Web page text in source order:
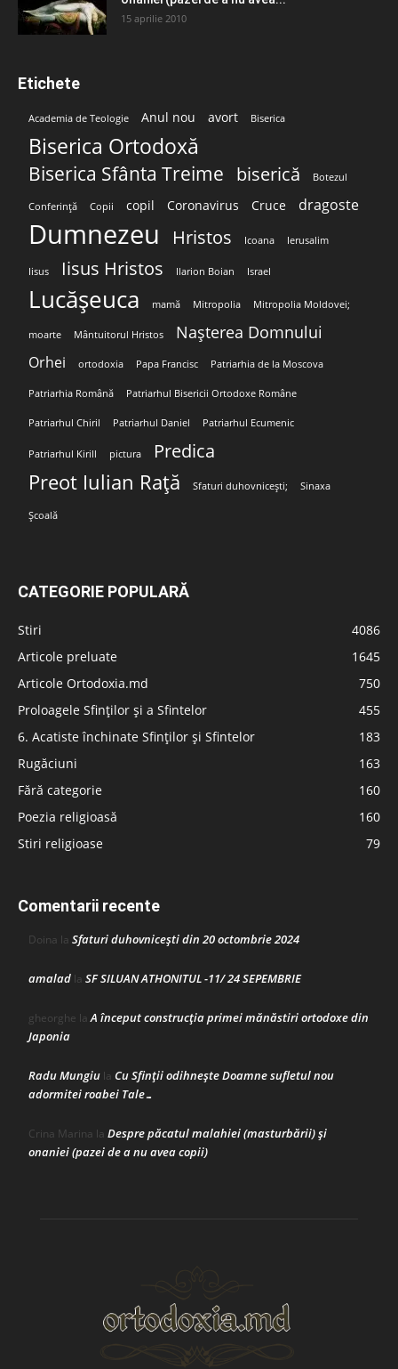
15 aprilie 2010
Etichete
Academia de Teologie Anul nou avort Biserica
Biserica Ortodoxă
Biserica Sfânta Treime biserică Botezul
Conferință Copii copil Coronavirus Cruce dragoste
Dumnezeu Hristos Icoana Ierusalim
Iisus Iisus Hristos Ilarion Boian Israel
Lucășeuca mamă Mitropolia Mitropolia Moldovei;
moarte Mântuitorul Hristos Nașterea Domnului
Orhei ortodoxia Papa Francisc Patriarhia de la Moscova
Patriarhia Română Patriarhul Bisericii Ortodoxe Române
Patriarhul Chiril Patriarhul Daniel Patriarhul Ecumenic
Patriarhul Kirill pictura Predica
Preot Iulian Rață Sfaturi duhovnicești; Sinaxa
Școală
CATEGORIE POPULARĂ
Stiri
4086
Articole preluate
1645
Articole Ortodoxia.md
750
Proloagele Sfinților și a Sfintelor
455
6. Acatiste închinate Sfinților și Sfintelor
183
Rugăciuni
163
Fără categorie
160
Poezia religioasă
160
Stiri religioase
79
Comentarii recente
Doina la Sfaturi duhovnicești din 20 octombrie 2024
amalad la SF SILUAN ATHONITUL -11/ 24 SEPEMBRIE
gheorghe laA început construcţia primei mănăstiri ortodoxe din
Japonia
Radu Mungiu la Cu Sfinții odihnește Doamne sufletul nou
adormitei roabei Tale…
Crina Marina la Despre păcatul malahiei (masturbării) şi
onaniei (pazei de a nu avea copii)